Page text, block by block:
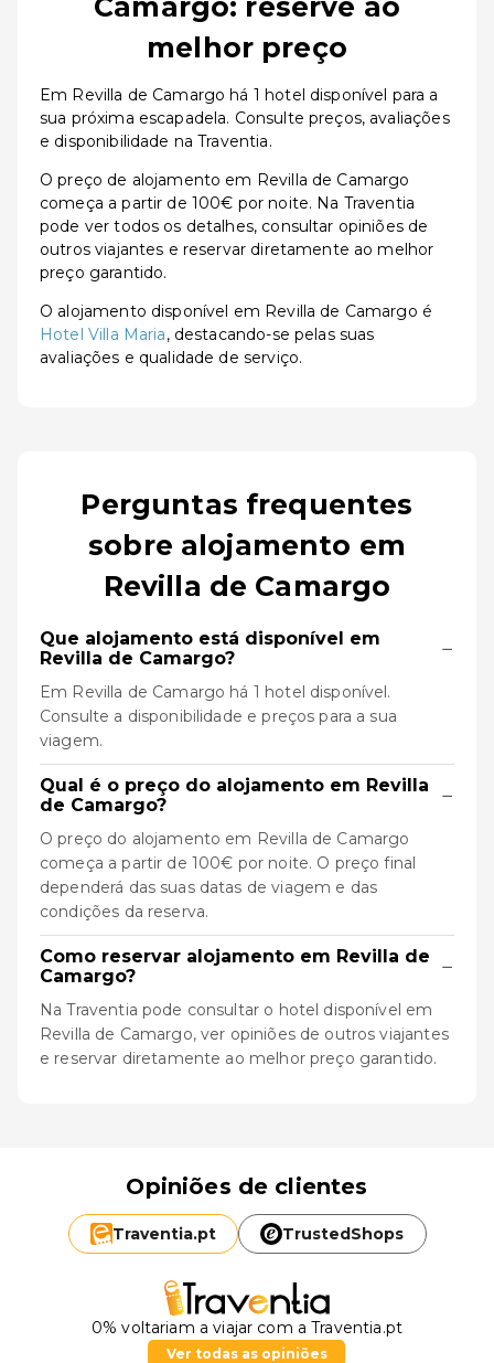
Camargo: reserve ao
melhor preço
Em Revilla de Camargo há 1 hotel disponível para a
sua próxima escapadela. Consulte preços, avaliações
e disponibilidade na Traventia.
O preço de alojamento em Revilla de Camargo
começa a partir de 100€ por noite. Na Traventia
pode ver todos os detalhes, consultar opiniões de
outros viajantes e reservar diretamente ao melhor
preço garantido.
O alojamento disponível em Revilla de Camargo é
Hotel Villa Maria, destacando-se pelas suas
avaliações e qualidade de serviço.
Perguntas frequentes
sobre alojamento em
Revilla de Camargo
Que alojamento está disponível em
Revilla de Camargo?
−
Em Revilla de Camargo há 1 hotel disponível.
Consulte a disponibilidade e preços para a sua
viagem.
Qual é o preço do alojamento em Revilla
de Camargo?
−
O preço do alojamento em Revilla de Camargo
começa a partir de 100€ por noite. O preço final
dependerá das suas datas de viagem e das
condições da reserva.
Como reservar alojamento em Revilla de
Camargo?
−
Na Traventia pode consultar o hotel disponível em
Revilla de Camargo, ver opiniões de outros viajantes
e reservar diretamente ao melhor preço garantido.
Opiniões de clientes
Traventia.pt TrustedShops
0% voltariam a viajar com a Traventia.pt
Ver todas as opiniões